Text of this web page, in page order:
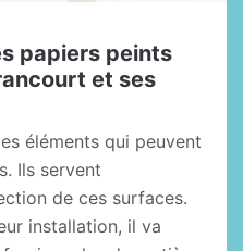
papiers peints
et ses
éléments qui peuvent
Ils servent
de ces surfaces.
installation, il va